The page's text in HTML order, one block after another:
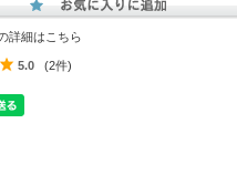
詳細はこちら
5.0 (2件)